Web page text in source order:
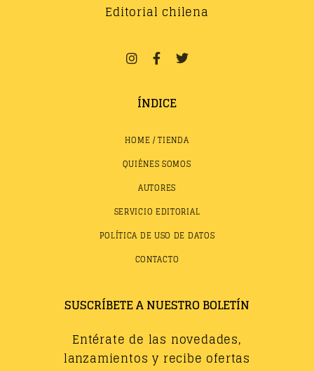
Editorial chilena
ÍNDICE
HOME / TIENDA
QUIÉNES SOMOS
AUTORES
SERVICIO EDITORIAL
POLÍTICA DE USO DE DATOS
CONTACTO
SUSCRÍBETE A NUESTRO BOLETÍN
Entérate de las novedades,
lanzamientos y recibe ofertas